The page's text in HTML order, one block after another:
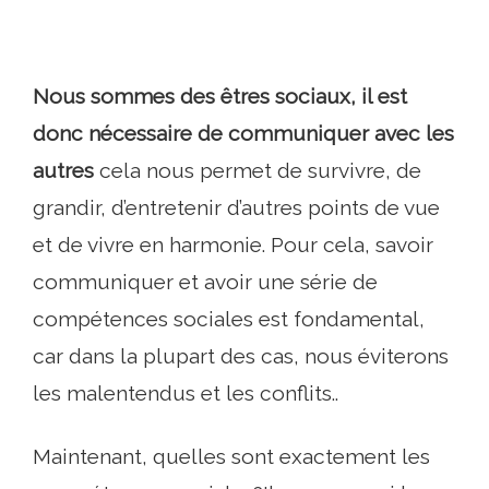
Nous sommes des êtres sociaux, il est
donc nécessaire de communiquer avec les
autres cela nous permet de survivre, de
grandir, d’entretenir d’autres points de vue
et de vivre en harmonie. Pour cela, savoir
communiquer et avoir une série de
compétences sociales est fondamental,
car dans la plupart des cas, nous éviterons
les malentendus et les conflits..
Maintenant, quelles sont exactement les